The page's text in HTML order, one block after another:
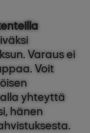
Varaus ei
Voit
yhteyttä
hänen